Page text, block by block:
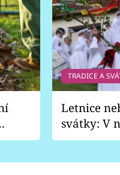
TRADICE A
Letnice
svátky: V
pondělí